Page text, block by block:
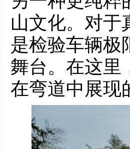
山文化。对于
是检验车辆极
舞台。在这里
在弯道中展现